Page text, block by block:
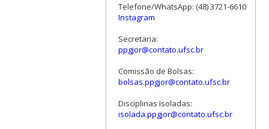
Telefone/WhatsApp: (48) 3721-6610
Instagram
Secretaria:
ppgjor@contato.ufsc.br
Comissão de Bolsas:
bolsas.ppgjor@contato.ufsc.br
Disciplinas Isoladas:
isolada.ppgjor@contato.ufsc.br